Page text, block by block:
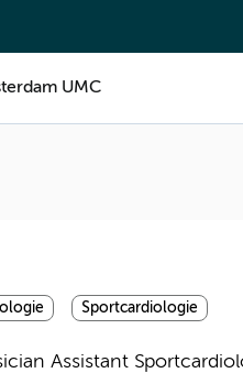
UMC
Sportcardiologie
Assistant